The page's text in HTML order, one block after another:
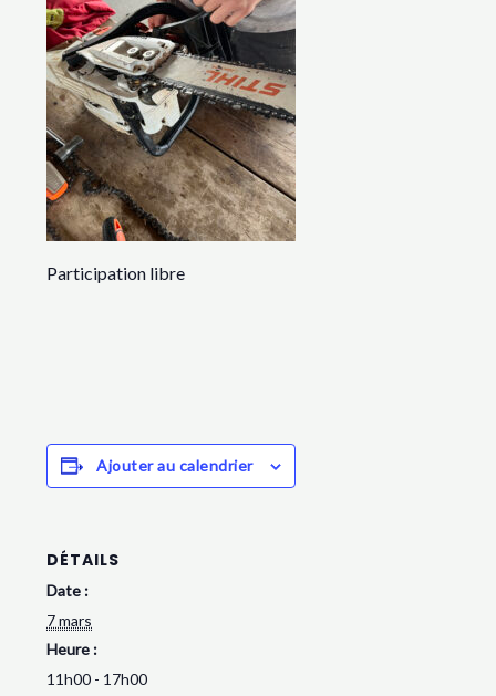
Participation libre
Ajouter au calendrier
DÉTAILS
Date :
7 mars
Heure :
11h00 - 17h00